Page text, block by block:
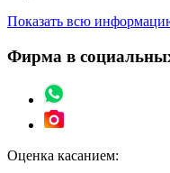
Показать всю
Фирма в
Оценка касанием: